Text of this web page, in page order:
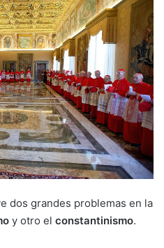
dos grandes problemas en la
y otro el constantinismo.